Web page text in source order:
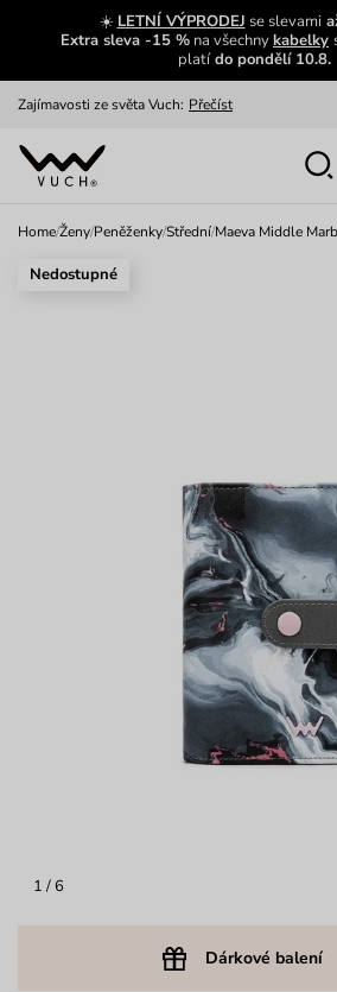
☀️ LETNÍ VÝPRODEJ se slevami
Extra sleva -15 % na všechnykabelky
platído pondělí 10.8.
Zajímavosti ze světa Vuch: Přečíst
Výměna a vrácení zdarma
Home/Ženy/Peněženky/Střední/Maeva Middle
1 / 6
Dárkové balení
Nedostupné